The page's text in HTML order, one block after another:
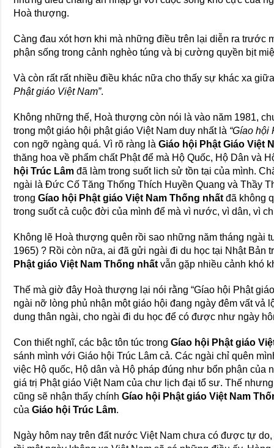
Hoà thượng.
Càng đau xót hơn khi mà những điều trên lại diễn ra trước
phận sống trong cảnh nghèo túng và bị cường quyền bịt
Và còn rất rất nhiều điều khác nữa cho thấy sự khác xa
Phật giáo Việt Nam”.
Không những thế, Hoà thượng còn nói là vào năm 1981,
trong một giáo hội phật giáo Việt Nam duy nhất là “Gíao hội
con ngỡ ngàng quá. Vì rõ ràng làGiáo hội Phật Giáo Việt
thăng hoa về phẩm chất Phật để mà Hộ Quốc, Hộ Dân và
hội Trúc Lâm đã làm trong suốt lich sử tồn tại của mình.
ngài là Đức Cố Tăng Thống Thích Huyền Quang và Thầy
trongGíao hội Phật giáo Việt Nam Thống nhất đã không
trong suốt cả cuộc đời của mình để mà vì nước, vì dân, vì
Không lẽ Hoà thượng quên rồi sao những năm tháng ngài
1965) ? Rồi còn nữa, ai đã gửi ngài đi du học tại Nhật Bản
Phật giáo Việt Nam Thống nhất vẫn gặp nhiều cảnh khó
Thế mà giờ đây Hoà thượng lại nói rằng “Gíao hội Phật
ngài nỡ lòng phủ nhận một giáo hội đang ngày đêm vất vả
dung thân ngài, cho ngài đi du học để có được như ngày
Con thiết nghĩ, các bậc tôn túc trongGíao hội Phật giáo
sánh mình với Giáo hội Trúc Lâm cả. Các ngài chỉ quên
việc Hộ quốc, Hộ dân và Hộ pháp đúng như bổn phận của
giá trị Phật giáo Việt Nam của chư lịch đại tổ sư. Thế
cũng sẽ nhận thấy chínhGíao hội Phật giáo Việt Nam
củaGiáo hội Trúc Lâm.
Ngày hôm nay trên đất nước Việt Nam chưa có được tự